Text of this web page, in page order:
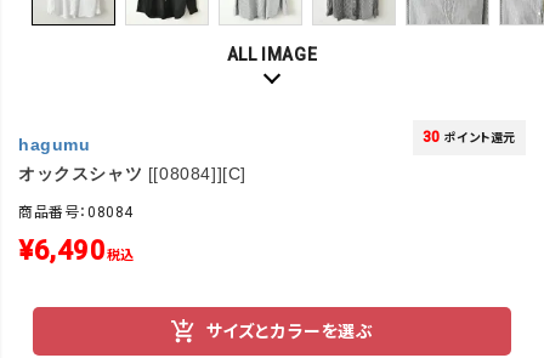
ALL IMAGE
hagumu
オックスシャツ [[08084]][C]
30 ポイント還元
商品番号：08084
¥6,490税込
サイズとカラーを選ぶ